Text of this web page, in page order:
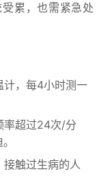
累，也需紧急处
计，每4小时测一
率超过24次/分
触过生病的人